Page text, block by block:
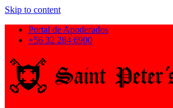
Skip to content
Portal de Apoderados
+56 32 284 6900